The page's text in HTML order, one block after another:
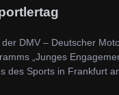
DMV – Deutscher
„Junges
des Sports in Frankfurt